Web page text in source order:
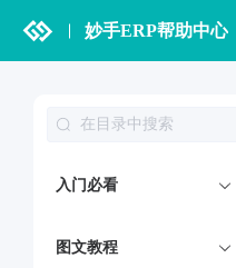
妙手ERP帮助中心
入门必看
图文教程